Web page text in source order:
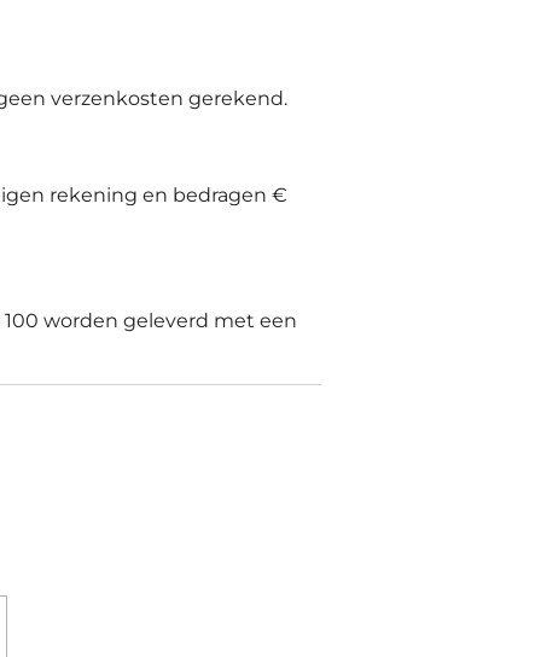
verzenkosten gerekend.
rekening en bedragen €
worden geleverd met een